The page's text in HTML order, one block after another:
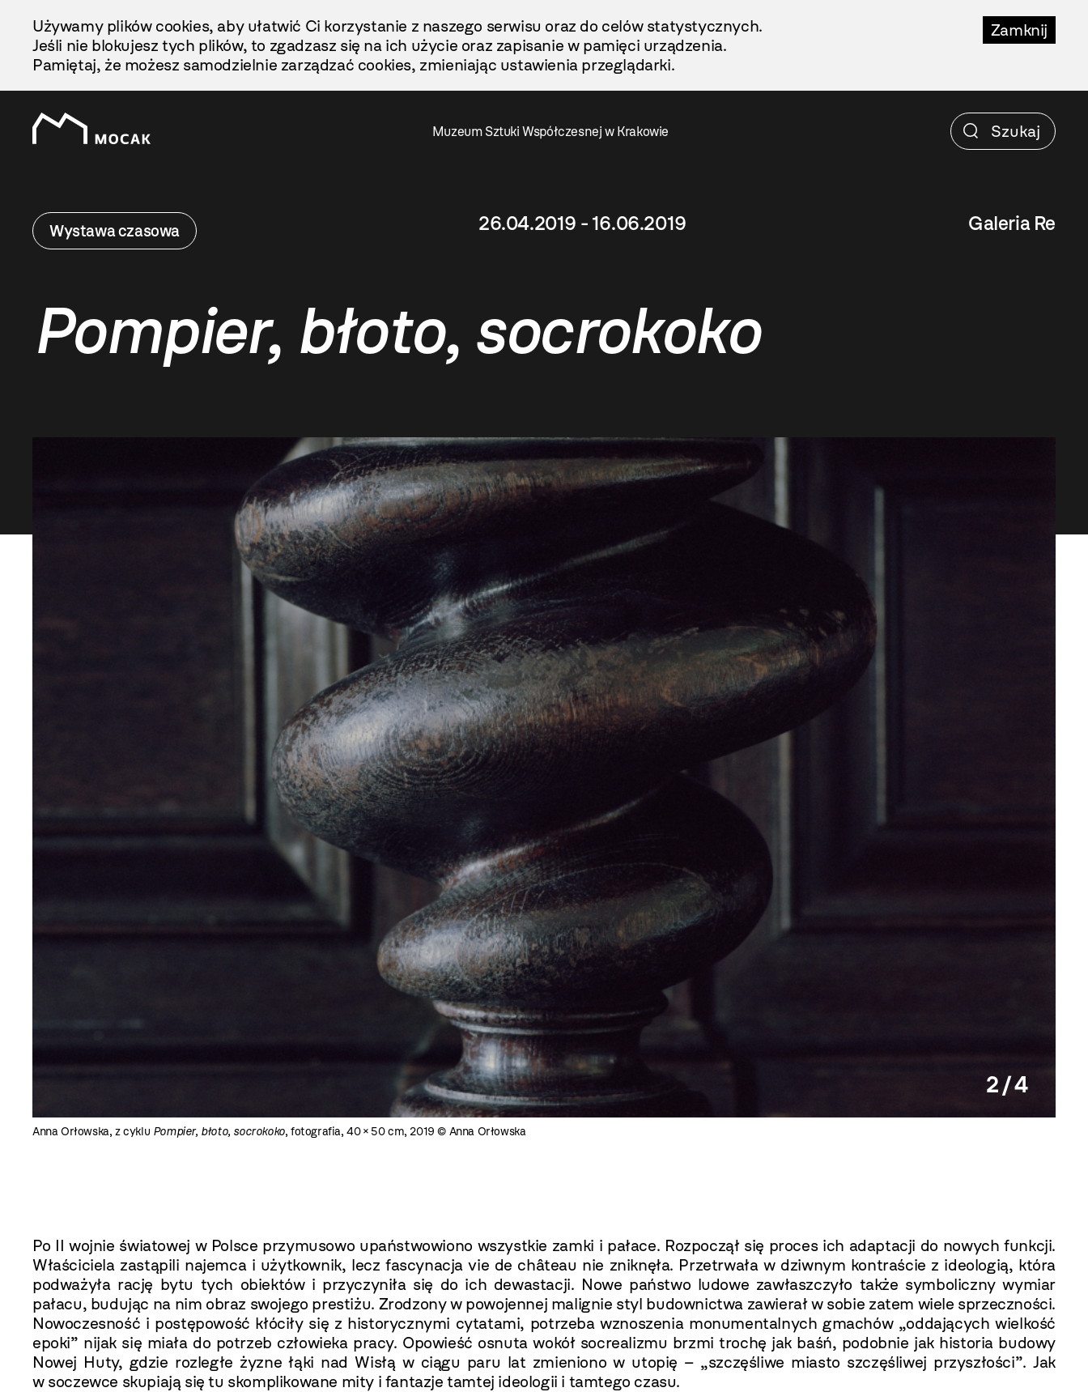
Treści
Zamknij
Używamy plików cookies, aby ułatwić Ci korzystanie z naszego serwisu oraz do celów statystycznych.
Jeśli nie blokujesz tych plików, to zgadzasz się na ich użycie oraz zapisanie w pamięci urządzenia.
Pamiętaj, że możesz samodzielnie zarządzać cookies, zmieniając ustawienia przeglądarki.
Muzeum Sztuki Współczesnej w Krakowie
Wystawa czasowa 26.04.2019 - 16.06.2019 Galeria Re
Pompier, błoto, socrokoko
Anna Orłowska, z cyklu Pompier, błoto, socrokoko, fotografia, 40 × 50 cm, 2019 © Anna Orłowska
2 / 4
Po II wojnie światowej w Polsce przymusowo upaństwowiono wszystkie zamki i pałace. Rozpoczął się proces ich adaptacji do nowych funkcji.
Właściciela zastąpili najemca i użytkownik, lecz fascynacja vie de château nie zniknęła. Przetrwała w dziwnym kontraście z ideologią, która
podważyła rację bytu tych obiektów i przyczyniła się do ich dewastacji. Nowe państwo ludowe zawłaszczyło także symboliczny wymiar
pałacu, budując na nim obraz swojego prestiżu. Zrodzony w powojennej malignie styl budownictwa zawierał w sobie zatem wiele sprzeczności.
Nowoczesność i postępowość kłóciły się z historycznymi cytatami, potrzeba wznoszenia monumentalnych gmachów „oddających wielkość
epoki” nijak się miała do potrzeb człowieka pracy. Opowieść osnuta wokół socrealizmu brzmi trochę jak baśń, podobnie jak historia budowy
Nowej Huty, gdzie rozległe żyzne łąki nad Wisłą w ciągu paru lat zmieniono w utopię – „szczęśliwe miasto szczęśliwej przyszłości”. Jak
w soczewce skupiają się tu skomplikowane mity i fantazje tamtej ideologii i tamtego czasu.